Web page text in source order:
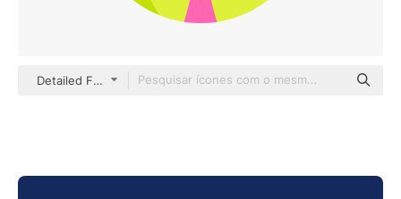
Detailed Flat Circular Flat